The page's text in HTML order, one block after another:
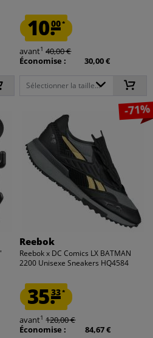
10.00*
avant1 40,00 €
Économise :
30,00 €
Sélectionner la taille...
-71%
Reebok
Reebok x DC Comics LX BATMAN
2200 Unisexe Sneakers HQ4584
35.33*
avant1 120,00 €
Économise :
84,67 €